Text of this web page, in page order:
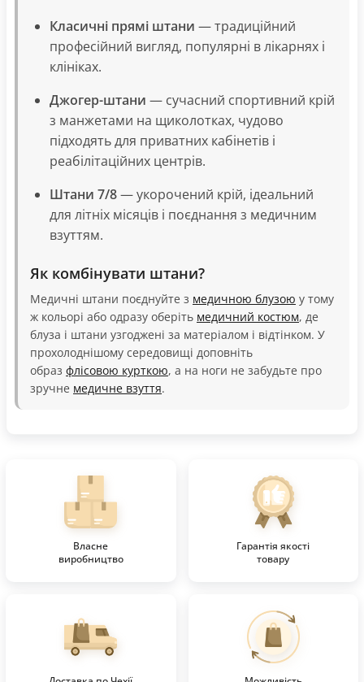
Класичні прямі штани — традиційний
професійний вигляд, популярні в лікарнях і
клініках.
Джогер-штани — сучасний спортивний крій
з манжетами на щиколотках, чудово
підходять для приватних кабінетів і
реабілітаційних центрів.
Штани 7/8— укорочений крій, ідеальний
для літніх місяців і поєднання з медичним
взуттям.
Як комбінувати штани?
Медичні штани поєднуйте з медичною блузою у тому
ж кольорі або одразу оберіть медичний костюм, де
блуза і штани узгоджені за матеріалом і відтінком. У
прохолоднішому середовищі доповніть
образ флісовою курткою, а на ноги не забудьте про
зручне медичне взуття.
Власне
виробництво
Гарантія якості
товару